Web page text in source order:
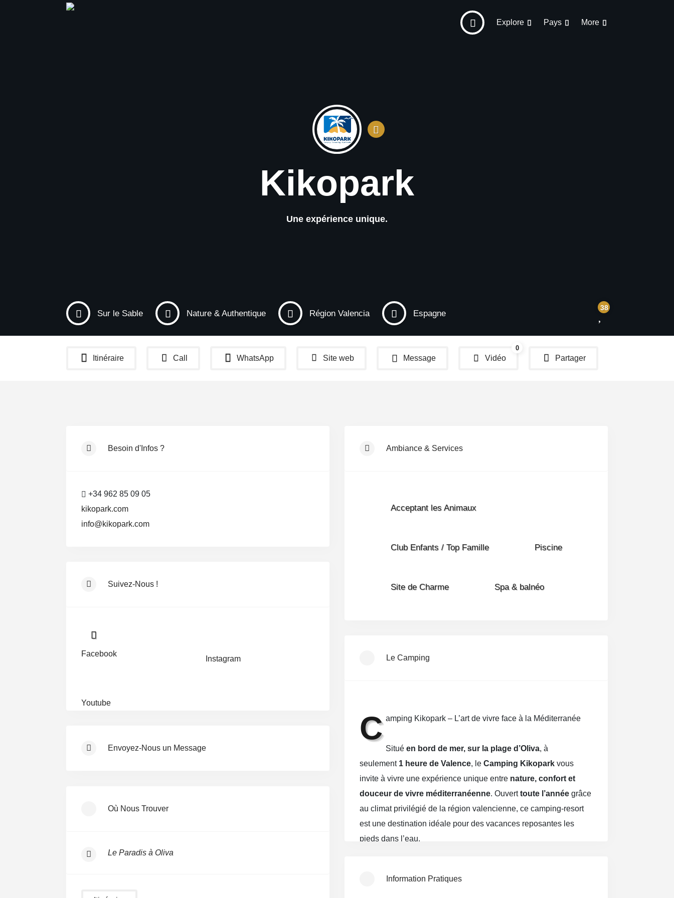
Explore Pays More
Kikopark
Une expérience unique.
Sur le Sable Nature & Authentique Région Valencia Espagne
38
Itinéraire Call WhatsApp Site web Message Vidéo
0
Partager
Besoin d'Infos ?
+34 962 85 09 05
kikopark.com
info@kikopark.com
Suivez-Nous !
Facebook
Instagram
Youtube
Envoyez-Nous un Message
Où Nous Trouver
Le Paradis à Oliva
Ambiance & Services
Acceptant les Animaux
Club Enfants / Top Famille Piscine
Site de Charme Spa & balnéo
Le Camping
C amping Kikopark – L’art de vivre face à la Méditerranée
Situéen bord de mer, sur la plage d’Oliva, à
seulement 1 heure de Valence, le Camping Kikopark vous
invite à vivre une expérience unique entre nature, confort et
douceur de vivre méditerranéenne. Ouverttoute l’année grâce
au climat privilégié de la région valencienne, ce camping-resort
est une destination idéale pour des vacances reposantes les
pieds dans l’eau.
bénéficie d’unaccès direct à une superbe plage de sable fin
Information Pratiques